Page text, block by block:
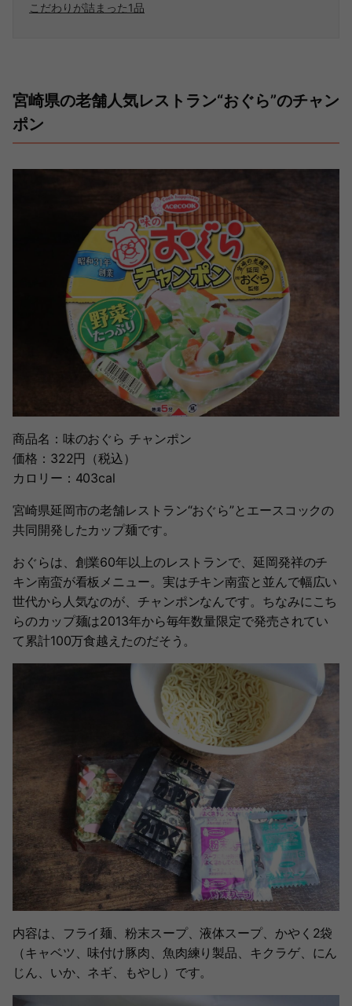
こだわりが詰まった1品
宮崎県の老舗人気レストラン“おぐら”のチャン
ポン
商品名：味のおぐら チャンポン
価格：322円（税込）
カロリー：403cal
宮崎県延岡市の老舗レストラン“おぐら”とエースコックの
共同開発したカップ麺です。
おぐらは、創業60年以上のレストランで、延岡発祥のチ
キン南蛮が看板メニュー。実はチキン南蛮と並んで幅広い
世代から人気なのが、チャンポンなんです。ちなみにこち
らのカップ麺は2013年から毎年数量限定で発売されてい
て累計100万食越えたのだそう。
内容は、フライ麺、粉末スープ、液体スープ、かやく2袋
（キャベツ、味付け豚肉、魚肉練り製品、キクラゲ、にん
じん、いか、ネギ、もやし）です。